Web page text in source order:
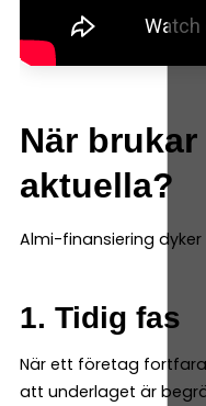
När
aktuella?
Almi-finansiering
1. Tidig fas
När ett företag
att underlaget är